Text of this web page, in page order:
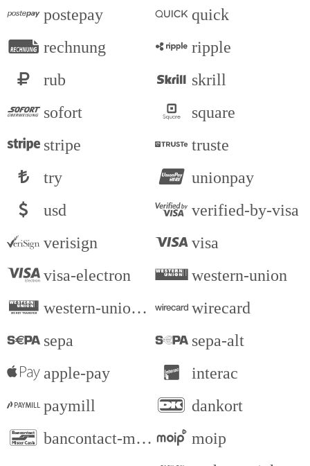
postepay
quick
rechnung
ripple
rub
skrill
sofort
square
stripe
truste
try
unionpay
usd
verified-by-visa
verisign
visa
visa-electron
western-union
western-union-alt
wirecard
sepa
sepa-alt
apple-pay
interac
paymill
dankort
bancontact-mister-cash
moip